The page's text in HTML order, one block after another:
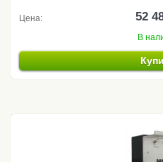
Цена: 52
В